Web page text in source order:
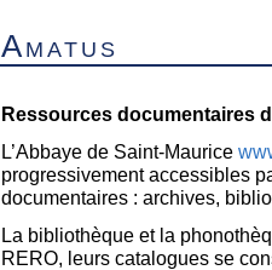
Amatus
Ressources documentaires
L’Abbaye de Saint-Maurice
progressivement accessibles
documentaires : archives,
La bibliothèque et la
RERO, leurs catalogues se